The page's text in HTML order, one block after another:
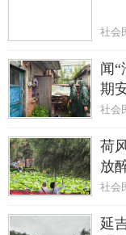
社会
闻
期
社会
荷
放
社会
延